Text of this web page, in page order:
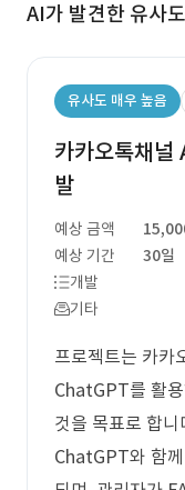
AI가 발견한 유사
유사도 매우 높음
카카오톡채
발
예상 금액
예상 기간
30일
개발
기타
프로젝트는 카카
ChatGPT를 활
것을 목표로 합
ChatGPT와 함